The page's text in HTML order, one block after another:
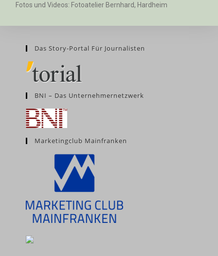
Fotos und Videos: Fotoatelier Bernhard, Hardheim
Das Story-Portal Für Journalisten
BNI – Das Unternehmernetzwerk
Marketingclub Mainfranken